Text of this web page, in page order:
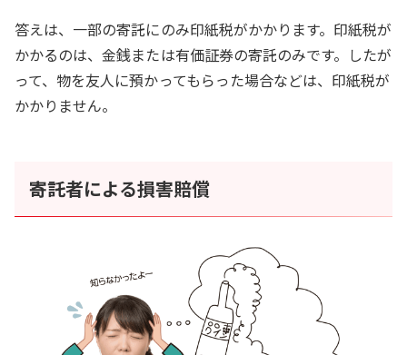
答えは、一部の寄託にのみ印紙税がかかります。印紙税が
かかるのは、金銭または有価証券の寄託のみです。したが
って、物を友人に預かってもらった場合などは、印紙税が
かかりません。
寄託者による損害賠償